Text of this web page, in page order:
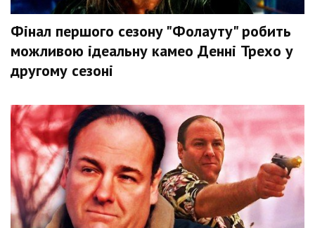
Фінал першого сезону "Фолауту" робить
можливою ідеальну камео Денні Трехо у
другому сезоні